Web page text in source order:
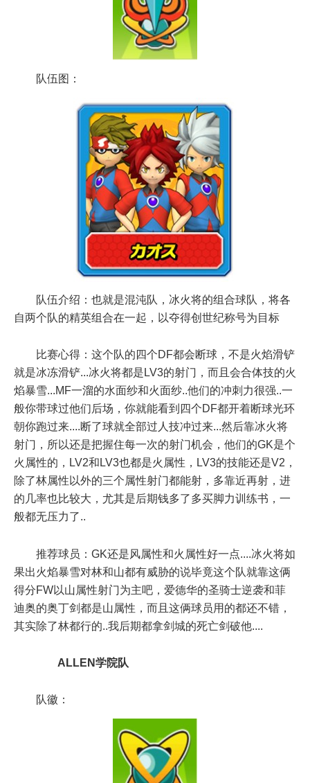
队伍图：
队伍介绍：也就是混沌队，冰火将的组合球队，将各
自两个队的精英组合在一起，以夺得创世纪称号为目标
比赛心得：这个队的四个DF都会断球，不是火焰滑铲
就是冰冻滑铲...冰火将都是LV3的射门，而且会合体技的火
焰暴雪...MF一溜的水面纱和火面纱..他们的冲刺力很强..一
般你带球过他们后场，你就能看到四个DF都开着断球光环
朝你跑过来....断了球就全部过人技冲过来...然后靠冰火将
射门，所以还是把握住每一次的射门机会，他们的GK是个
火属性的，LV2和LV3也都是火属性，LV3的技能还是V2，
除了林属性以外的三个属性射门都能射，多靠近再射，进
的几率也比较大，尤其是后期钱多了多买脚力训练书，一
般都无压力了..
推荐球员：GK还是风属性和火属性好一点....冰火将如
果出火焰暴雪对林和山都有威胁的说毕竟这个队就靠这俩
得分FW以山属性射门为主吧，爱德华的圣骑士逆袭和菲
迪奥的奥丁剑都是山属性，而且这俩球员用的都还不错，
其实除了林都行的..我后期都拿剑城的死亡剑破他....
ALLEN学院队
队徽：